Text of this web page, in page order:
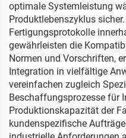
optimale Systemleistung
Produktlebenszyklus
Fertigungsprotokolle
gewährleisten die
Normen und Vorschriften,
Integration in vielfältige
vereinfachen zugleich
Beschaffungsprozesse für
Produktionskapazität der
kundenspezifische